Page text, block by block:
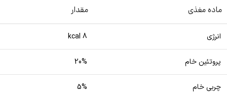
ماده مغذی مقدار
انرژی 8 kcal
پروتئین خام 20%
چربی خام 5%